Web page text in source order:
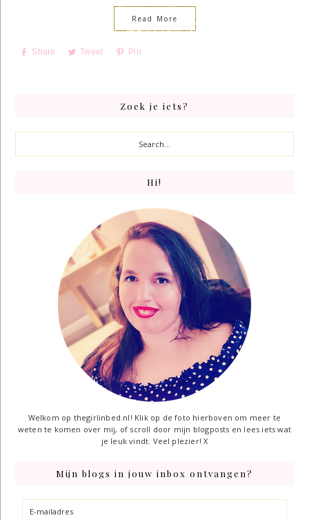
Read More
Share Tweet Pin
Sidebar
Zoek je iets?
Search...
Hi!
Welkom op thegirlinbed.nl! Klik op de foto hierboven om meer te
weten te komen over mij, of scroll door mijn blogposts en lees iets wat
je leuk vindt. Veel plezier! X
Mijn blogs in jouw inbox ontvangen?
E-
mailadres